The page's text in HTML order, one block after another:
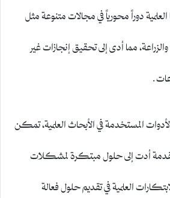
دوراً محورياً في مجالات متنوعة مثل
مما أدى إلى تحقيق إنجازات غير
المستخدمة في الأبحاث العلمية، تمكن
أدت إلى حلول مبتكرة لمشكلات
العلمية في تقديم حلول فعالة